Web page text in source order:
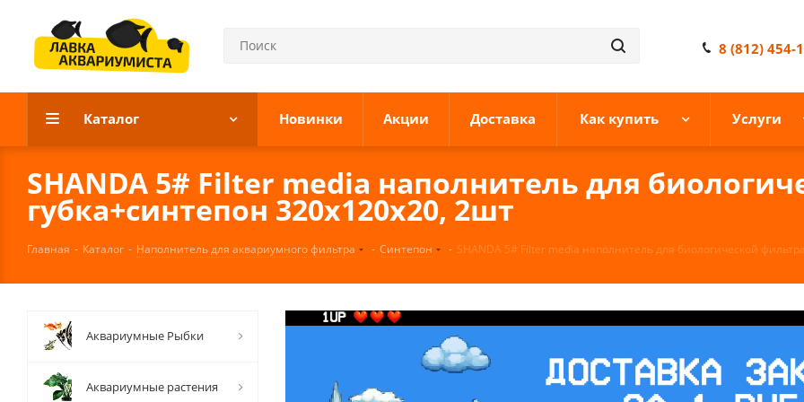
8 (812) 454-
Каталог Новинки Акции Доставка Как купить Услуги
SHANDA 5# Filter media наполнитель для
губка+синтепон 320х120х20, 2шт
Главная - Каталог - Наполнитель для аквариумного фильтра - Синтепон - SHANDA 5# Filter media наполнитель для биологической
Аквариумные Рыбки
Аквариумные растения